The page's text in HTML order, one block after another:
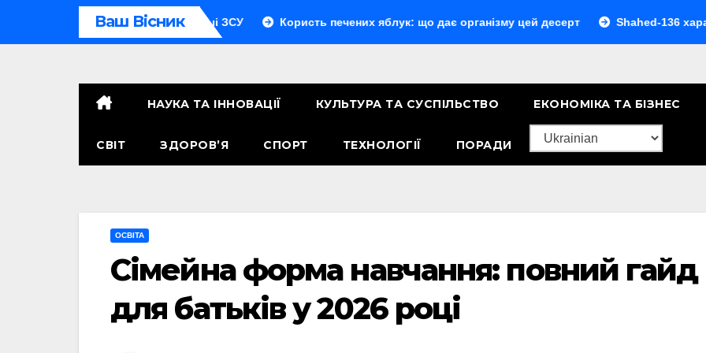
Ваш Вісник
людей у підрозділі ЗСУ Користь печених яблук: що дає організму цей десерт Shahed-136
НАУКА ТА ІННОВАЦІЇ КУЛЬТУРА ТА СУСПІЛЬСТВО ЕКОНОМІКА ТА БІЗНЕС
СВІТ ЗДОРОВ’Я СПОРТ ТЕХНОЛОГІЇ ПОРАДИ
ОСВІТА
Сімейна форма навчання: повний гайд
для батьків у 2026 році